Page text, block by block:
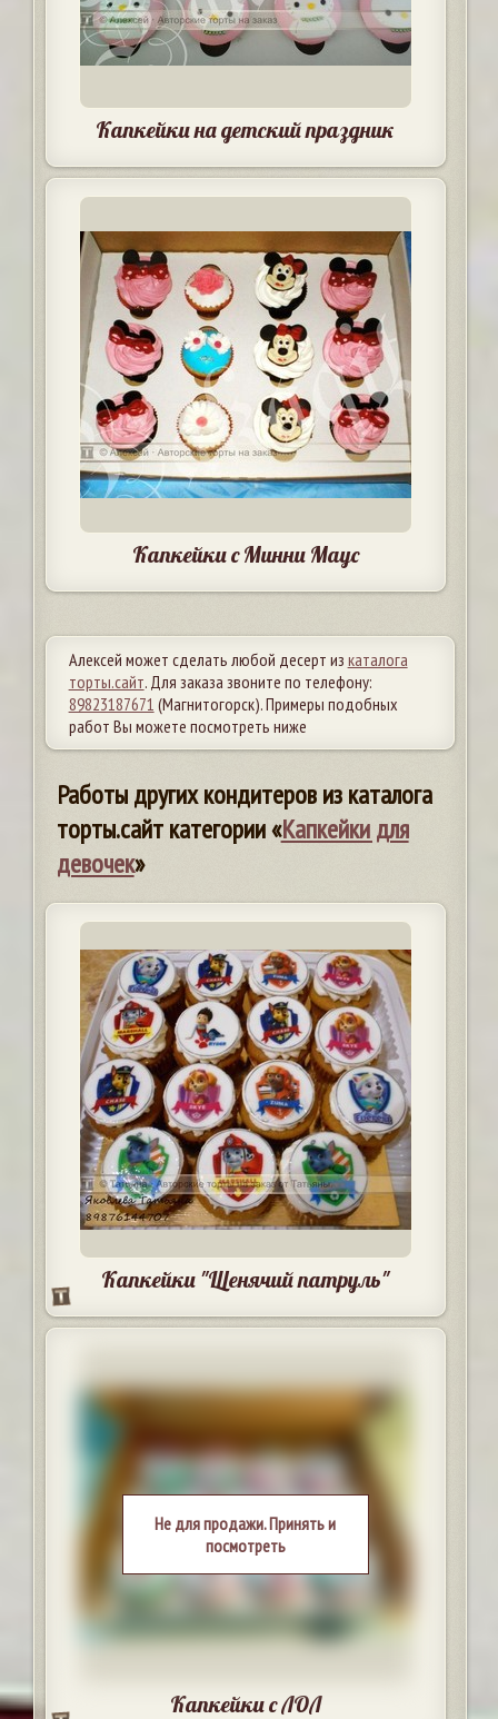
Капкейки на детский праздник
Капкейки с Минни Маус
Алексей может сделать любой десерт из каталога
торты.сайт. Для заказа звоните по телефону:
89823187671 (Магнитогорск). Примеры подобных
работ Вы можете посмотреть ниже
Работы других кондитеров из каталога
торты.сайт категории «Капкейки для
девочек»
Капкейки "Щенячий патруль"
Не для продажи. Принять и
посмотреть
Капкейки с ЛОЛ